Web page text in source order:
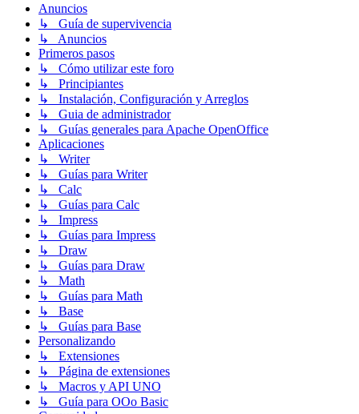
Anuncios
↳ Guía de supervivencia
↳ Anuncios
Primeros pasos
↳ Cómo utilizar este foro
↳ Principiantes
↳ Instalación, Configuración y Arreglos
↳ Guia de administrador
↳ Guías generales para Apache OpenOffice
Aplicaciones
↳ Writer
↳ Guías para Writer
↳ Calc
↳ Guías para Calc
↳ Impress
↳ Guías para Impress
↳ Draw
↳ Guías para Draw
↳ Math
↳ Guías para Math
↳ Base
↳ Guías para Base
Personalizando
↳ Extensiones
↳ Página de extensiones
↳ Macros y API UNO
↳ Guía para OOo Basic